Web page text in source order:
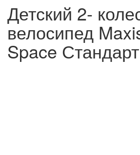
Детский 2-
велосипед
Space